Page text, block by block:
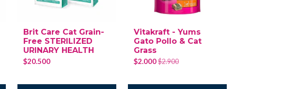
Brit Care Cat Grain-
Free STERILIZED
URINARY HEALTH
$20.500
Vitakraft - Yums
Gato Pollo & Cat
Grass
$2.000$2.900